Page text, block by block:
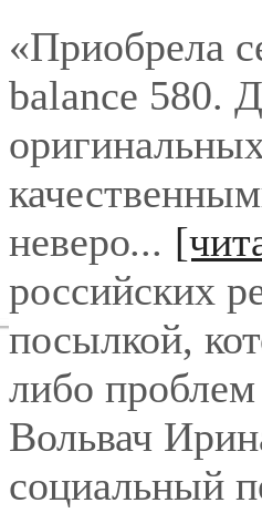
«Приобрела
balance 580.
неверо...
российских
посылкой,
либо
Вольвач
социальный